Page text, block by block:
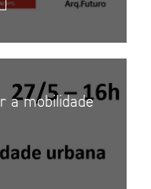
a mobilidade